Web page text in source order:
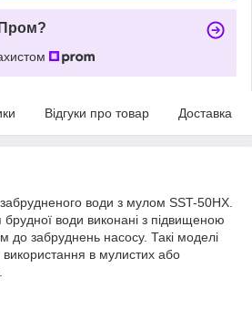
Відгуки про товар Доставка
води з мулом SST-50HX.
води виконані з підвищеною
до забруднень насосу. Такі моделі
використання в мулистих або